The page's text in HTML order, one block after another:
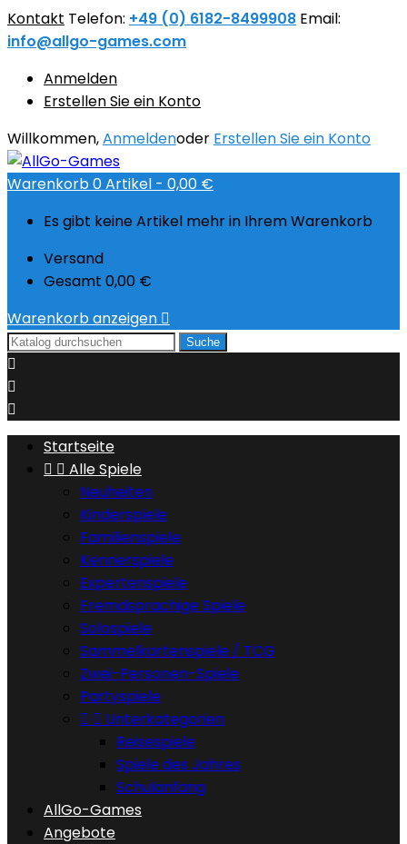
Kontakt Telefon: +49 (0) 6182-8499908 Email:
info@allgo-games.com
Anmelden
Erstellen Sie ein Konto
Willkommen,Anmeldenoder Erstellen Sie ein Konto
Warenkorb0Artikel - 0,00 €
Es gibt keine Artikel mehr in Ihrem Warenkorb
Versand
Gesamt 0,00 €
Warenkorb anzeigen 
Suche



Startseite
  Alle Spiele
Neuheiten
Kinderspiele
Familienspiele
Kennerspiele
Expertenspiele
Fremdsprachige Spiele
Solospiele
Sammelkartenspiele / TCG
Zwei-Personen-Spiele
Partyspiele
  Unterkategorien
Reisespiele
Spiele des Jahres
Schulanfang
AllGo-Games
Angebote